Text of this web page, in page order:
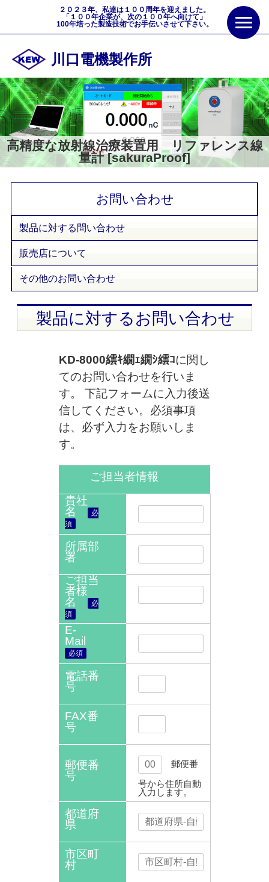
２０２３年、私達は１００周年を迎えました。
「１００年企業が、次の１００年へ向けて」
100年培った製造技術でお手伝いさせて下さい。
川口電機製作所
高精度な放射線治療装置用 リファレンス線
量計 [sakuraProof]
お問い合わせ
製品に対する問い合わせ
販売店について
その他のお問い合わせ
製品に対するお問い合わせ
KD-8000繧ｷ繝ｪ繝ｼ繧ｺに関し
てのお問い合わせを行いま
す。 下記フォームに入力後送
信してください。必須事項
は、必ず入力をお願いしま
す。
ご担当者情報
貴社
名
必
須
所属部
署
ご担当
者様
名
必
須
E-
Mail
必須
電話番
号
FAX番
号
郵便番
号
郵便番
号から住所自動
入力します。
都道府
県
市区町
村